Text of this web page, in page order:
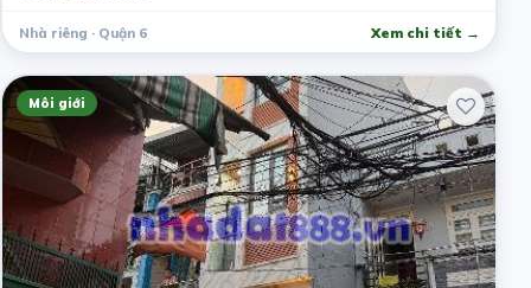
Nhà riêng · Quận 6 Xem chi tiết →
Môi giới